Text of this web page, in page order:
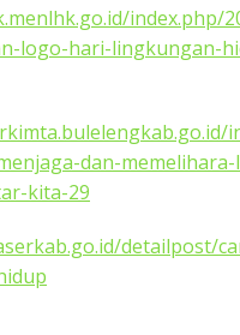
index.php/
logo-hari-lingkungan-
dan-
kita-29
detailpost/